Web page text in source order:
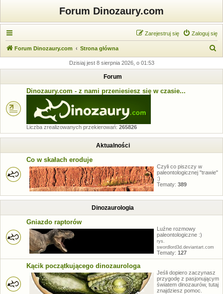
Forum Dinozaury.com
Zaloguj się
Zarejestruj się
Forum Dinozaury.com Strona główna
k
Dzisiaj jest 8 sierpnia 2026, o 01:53
Forum
Dinozaury.com - z nami przeniesiesz się w czasie...
Liczba zrealizowanych przekierowań: 265826
Aktualności
Co w skałach eroduje
Czyli co piszczy w
paleontologicznej "trawie"
:)
Tematy: 389
Dinozaurologia
Gniazdo raptorów
Luźne rozmowy
paleontologiczne :)
rys.
swordlord3d.deviantart.com
Tematy: 127
Kącik początkującego dinozaurologa
Jeśli dopiero zaczynasz
przygodę z pasjonującym
światem dinozaurów, tutaj
znajdziesz pomoc.